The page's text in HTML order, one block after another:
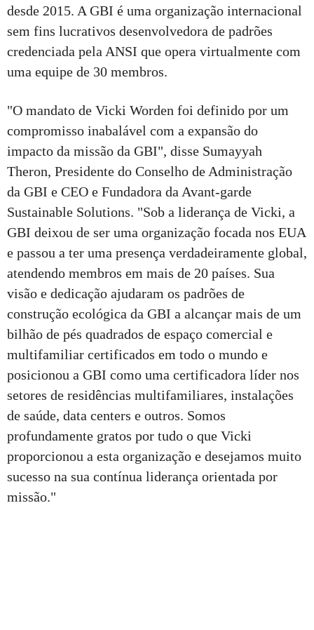
desde 2015. A GBI é uma organização internacional
sem fins lucrativos desenvolvedora de padrões
credenciada pela ANSI que opera virtualmente com
uma equipe de 30 membros.
"O mandato de Vicki Worden foi definido por um
compromisso inabalável com a expansão do
impacto da missão da GBI", disse Sumayyah
Theron, Presidente do Conselho de Administração
da GBI e CEO e Fundadora da Avant-garde
Sustainable Solutions. "Sob a liderança de Vicki, a
GBI deixou de ser uma organização focada nos EUA
e passou a ter uma presença verdadeiramente global,
atendendo membros em mais de 20 países. Sua
visão e dedicação ajudaram os padrões de
construção ecológica da GBI a alcançar mais de um
bilhão de pés quadrados de espaço comercial e
multifamiliar certificados em todo o mundo e
posicionou a GBI como uma certificadora líder nos
setores de residências multifamiliares, instalações
de saúde, data centers e outros. Somos
profundamente gratos por tudo o que Vicki
proporcionou a esta organização e desejamos muito
sucesso na sua contínua liderança orientada por
missão."